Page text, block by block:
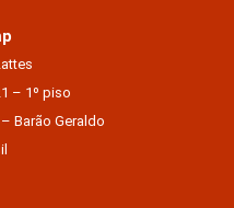
– 1º piso
Barão Geraldo